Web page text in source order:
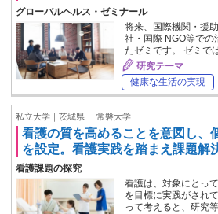
グローバルヘルス・ゼミナール
将来、国際機関・援
社・国際 NGO等での
たゼミです。 ゼミで
研究テーマ
健康な生活の実現
私立大学｜茨城県 常磐大学
看護の質を高めることを意図し、
を設定。看護実践を踏まえ課題解
看護課題の探究
看護は、対象にとっ
を目標に実践がされ
って考えると、研究